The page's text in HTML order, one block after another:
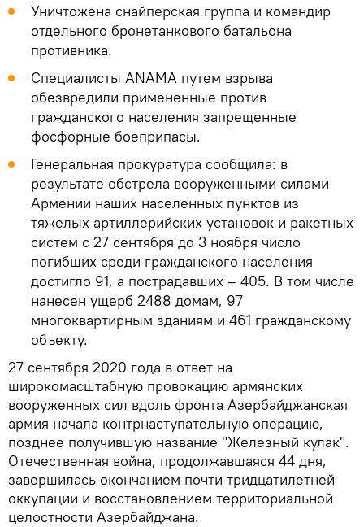
Уничтожена снайперская группа и командир
отдельного бронетанкового батальона
противника.
Специалисты ANAMA путем взрыва
обезвредили примененные против
гражданского населения запрещенные
фосфорные боеприпасы.
Генеральная прокуратура сообщила: в
результате обстрела вооруженными силами
Армении наших населенных пунктов из
тяжелых артиллерийских установок и ракетных
систем с 27 сентября до 3 ноября число
погибших среди гражданского населения
достигло 91, а пострадавших – 405. В том числе
нанесен ущерб 2488 домам, 97
многоквартирным зданиям и 461 гражданскому
объекту.
27 сентября 2020 года в ответ на
широкомасштабную провокацию армянских
вооруженных сил вдоль фронта Азербайджанская
армия начала контрнаступательную операцию,
позднее получившую название "Железный кулак".
Отечественная война, продолжавшаяся 44 дня,
завершилась окончанием почти тридцатилетней
оккупации и восстановлением территориальной
целостности Азербайджана.